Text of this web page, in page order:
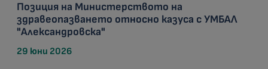
Позиция на Министерството на
здравеопазването относно казуса с УМБАЛ
"Александровска"
29 юни 2026